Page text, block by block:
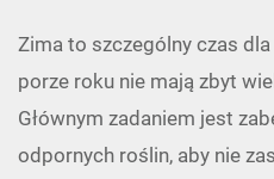
Zima to szczególny czas
porze roku nie mają zbyt
Głównym zadaniem jest
odpornych roślin, aby nie